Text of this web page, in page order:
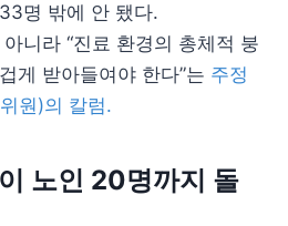
명 밖에 안 됐다.
니라 “진료 환경의 총체적 붕
게 받아들여야 한다”는 주정
원)의 칼럼.
노인 20명까지 돌